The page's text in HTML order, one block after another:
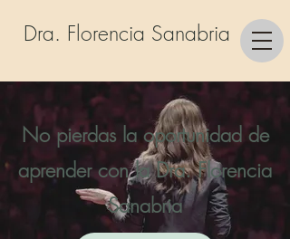
Dra. Florencia Sanabria
No pierdas la oportunidad de
aprender con la Dra. Florencia
Sanabria